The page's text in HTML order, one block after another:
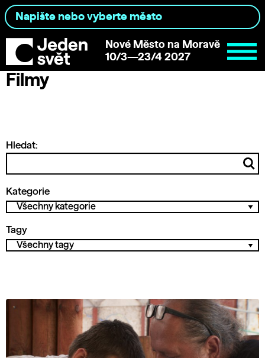
Nové Město na Moravě
10/3—23/4 2027
Filmy
Hledat:
Kategorie
Tagy